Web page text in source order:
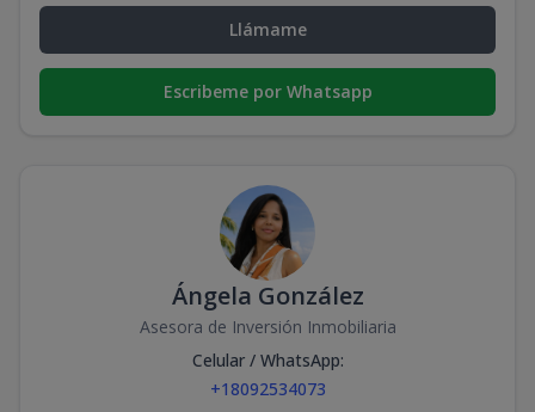
Llámame
Escribeme por Whatsapp
Ángela González
Asesora de Inversión Inmobiliaria
Celular / WhatsApp:
+18092534073